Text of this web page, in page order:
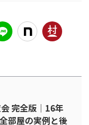
完全版｜16年
部屋の実例と後